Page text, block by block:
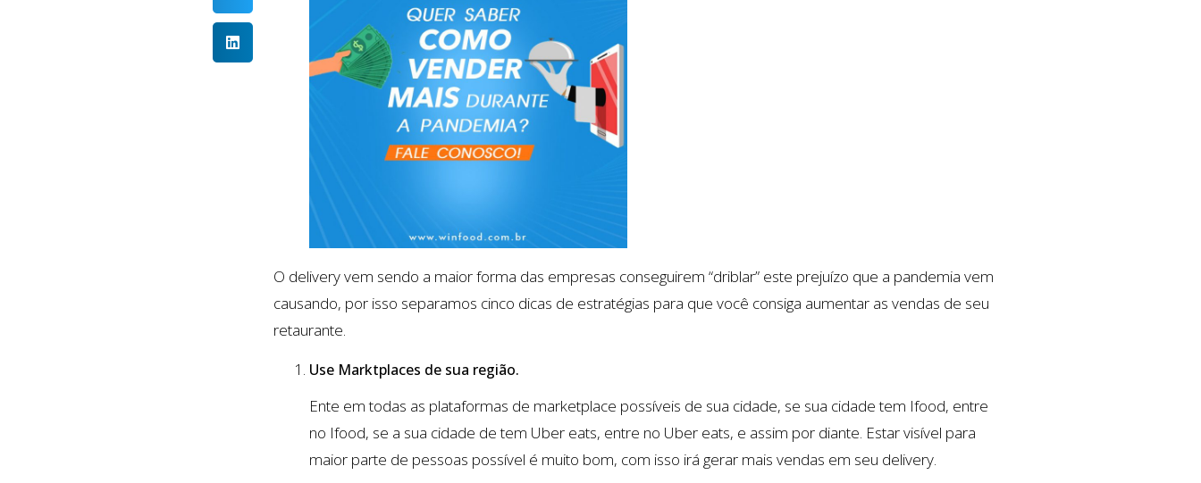
O delivery vem sendo a maior forma das empresas conseguirem “driblar” este prejuízo que a pandemia vem
causando, por isso separamos cinco dicas de estratégias para que você consiga aumentar as vendas de seu
retaurante.
Use Marktplaces de sua região.
Ente em todas as plataformas de marketplace possíveis de sua cidade, se sua cidade tem Ifood, entre
no Ifood, se a sua cidade de tem Uber eats, entre no Uber eats, e assim por diante. Estar visível para
maior parte de pessoas possível é muito bom, com isso irá gerar mais vendas em seu delivery.